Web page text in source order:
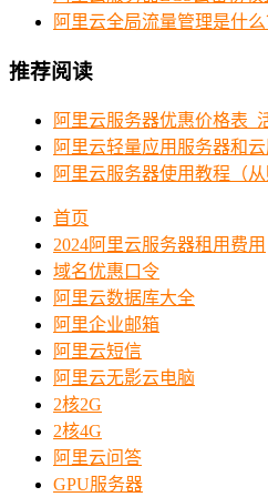
阿里云全局流量管理是什
推荐阅读
阿里云服务器优惠价格表_
阿里云轻量应用服务器和
阿里云服务器使用教程（
首页
2024阿里云服务器租用费用
域名优惠口令
阿里云数据库大全
阿里企业邮箱
阿里云短信
阿里云无影云电脑
2核2G
2核4G
阿里云问答
GPU服务器